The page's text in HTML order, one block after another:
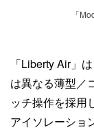
「
「Liberty Air」
は異なる薄型／
ッチ操作を採用
アイソレーショ